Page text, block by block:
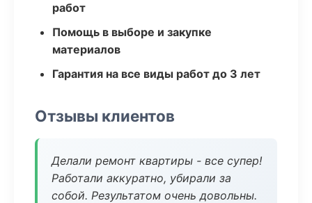
работ
Помощь в выборе и закупке
материалов
Гарантия на все виды работ до 3 лет
Отзывы клиентов
Делали ремонт квартиры - все супер!
Работали аккуратно, убирали за
собой. Результатом очень довольны.